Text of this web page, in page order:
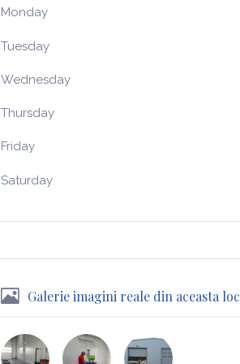
Monday
Tuesday
Wednesday
Thursday
Friday
Saturday
Galerie imagini reale din aceasta